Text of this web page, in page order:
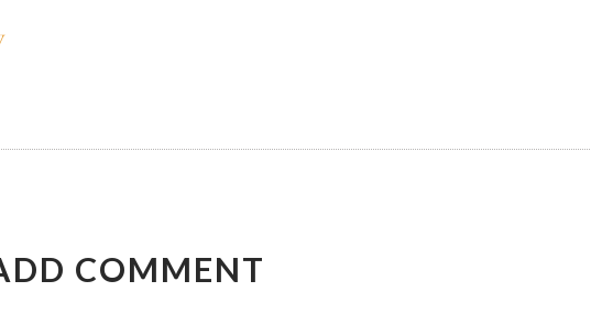
COMMENT